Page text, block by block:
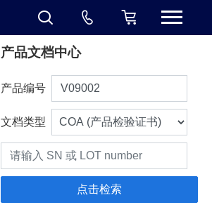
产品文档中心
产品编号
文档类型